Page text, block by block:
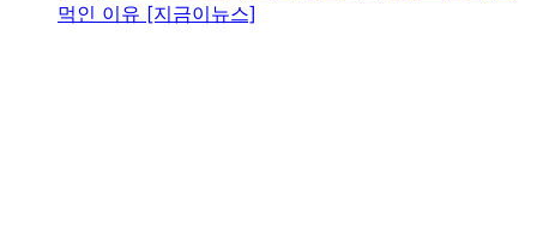
먹인 이유 [지금이뉴스]